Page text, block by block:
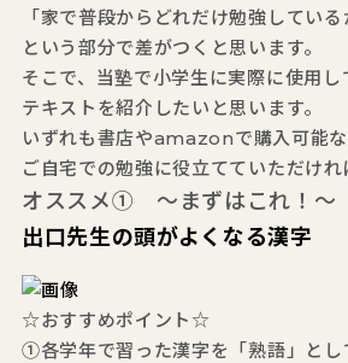
「家で普段からどれだけ勉強している
という部分で差がつくと思います。
そこで、当塾で小学生に実際に使用し
テキストを紹介したいと思います。
いずれも書店やamazonで購入可能な
ご自宅での勉強に役立てていただけれ
オススメ① ～まずはこれ！～
出口先生の頭がよくなる漢字
☆おすすめポイント☆
①各学年で習った漢字を「熟語」とし